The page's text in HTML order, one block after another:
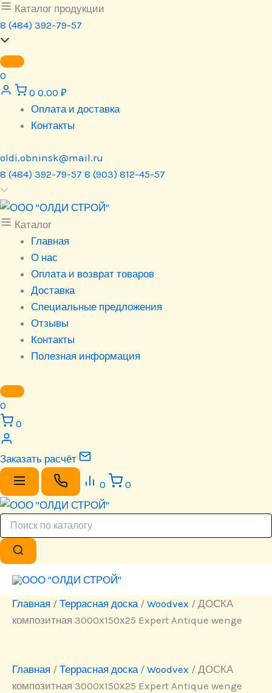
Перейти
к
содержимому
Каталог продукции
8 (484) 392-79-57
0
0 0.00 ₽
Оплата и доставка
Контакты
oldi.obninsk@mail.ru
8 (484) 392-79-57 8 (903) 812-45-57
Каталог
Главная
О нас
Оплата и возврат товаров
Доставка
Специальные предложения
Отзывы
Контакты
Полезная информация
0
0
Заказать расчёт
0 0
Главная / Террасная доска/ Woodvex / ДОСКА
композитная 3000х150х25 Expert Antique wenge
Главная / Террасная доска/ Woodvex / ДОСКА
композитная 3000х150х25 Expert Antique wenge